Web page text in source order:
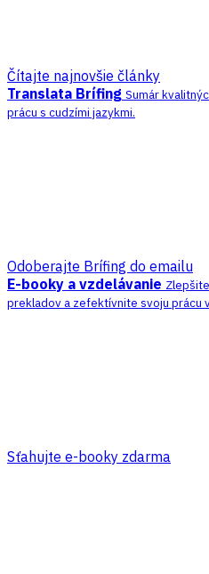
Čítajte najnovšie články
Translata Brífing Sumár
prácu s cudzími jazykmi.
Odoberajte Brífing do emailu
E-booky a vzdelávanie
prekladov a zefektívnite svoju prácu
Sťahujte e-booky zdarma